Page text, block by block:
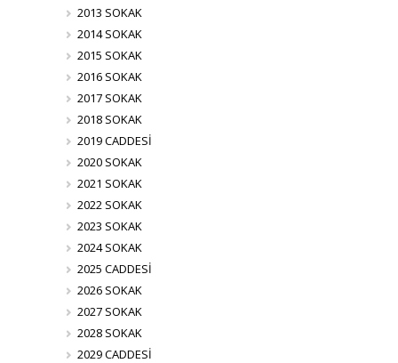
2013 SOKAK
2014 SOKAK
2015 SOKAK
2016 SOKAK
2017 SOKAK
2018 SOKAK
2019 CADDESİ
2020 SOKAK
2021 SOKAK
2022 SOKAK
2023 SOKAK
2024 SOKAK
2025 CADDESİ
2026 SOKAK
2027 SOKAK
2028 SOKAK
2029 CADDESİ